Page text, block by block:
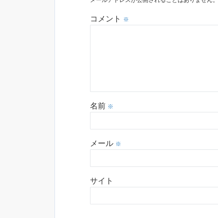
コメント ※
名前 ※
メール ※
サイト